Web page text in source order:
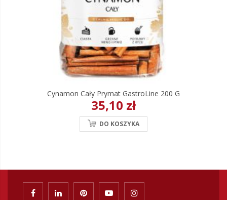
Cynamon Cały Prymat GastroLine 200 G
35,10 zł
DO KOSZYKA